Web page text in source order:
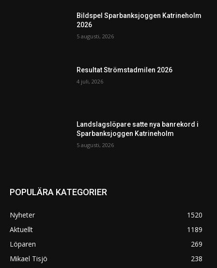
Bildspel Sparbanksjoggen Katrineholm
2026
5 augusti, 2026
Resultat Strömstadmilen 2026
4 juli, 2026
Landslagslöpare satte nya banrekord i
Sparbanksjoggen Katrineholm
5 augusti, 2026
POPULÄRA KATEGORIER
Nyheter
1520
Aktuellt
1189
Löparen
269
Mikael Tisjö
238